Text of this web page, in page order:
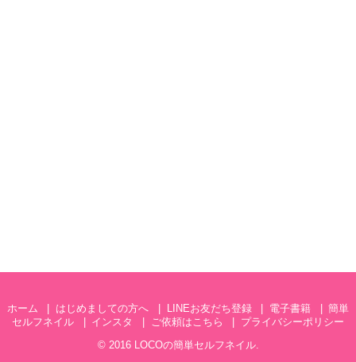
ホーム はじめましての方へ LINEお友だち登録 電子書籍
簡単
セルフネイル
インスタ ご依頼はこちら
プライバシーポリシー
© 2016 LOCOの簡単セルフネイル.